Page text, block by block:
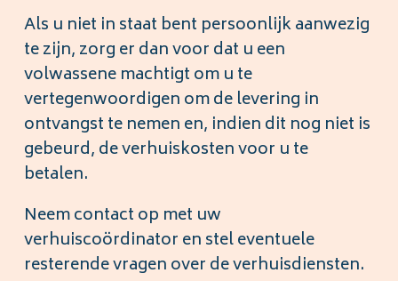
Als u niet in staat bent persoonlijk aanwezig
te zijn, zorg er dan voor dat u een
volwassene machtigt om u te
vertegenwoordigen om de levering in
ontvangst te nemen en, indien dit nog niet is
gebeurd, de verhuiskosten voor u te
betalen.
Neem contact op met uw
verhuiscoördinator en stel eventuele
resterende vragen over de verhuisdiensten.